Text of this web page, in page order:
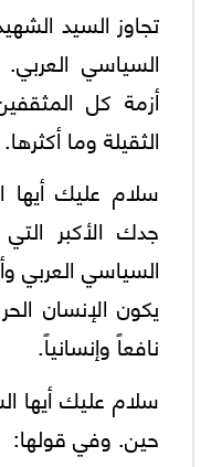
تجاوز السيد
السياسي
أزمة كل
الثقيلة وما أكثرها.
سلام عليك
جدك الأكبر
السياسي العربي
يكون الإنسان
نافعاً وإنسانياً.
سلام عليك أيها
حين. وفي قولها: